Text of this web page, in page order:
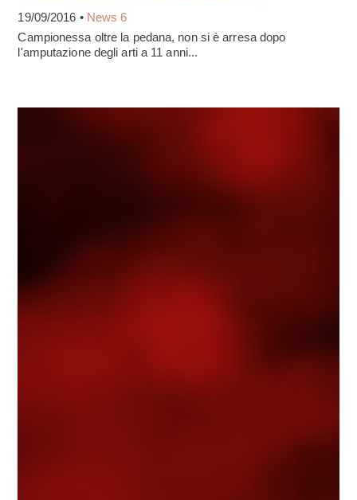
19/09/2016 • News 6
Campionessa oltre la pedana, non si è arresa dopo
l'amputazione degli arti a 11 anni...